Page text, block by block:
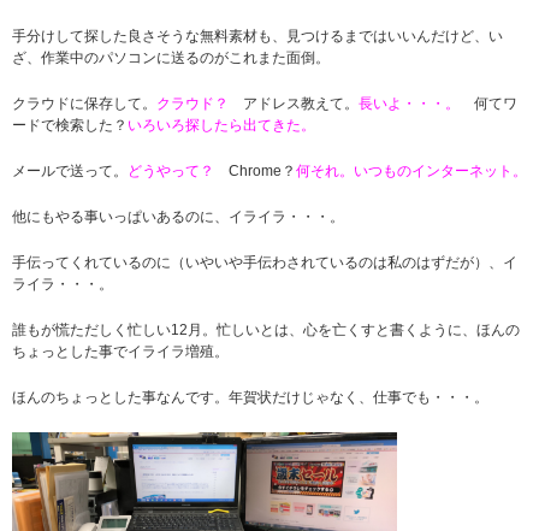
手分けして探した良さそうな無料素材も、見つけるまではいいんだけど、い
ざ、作業中のパソコンに送るのがこれまた面倒。
クラウドに保存して。 クラウド？ アドレス教えて。 長いよ・・・。
何てワ
ードで検索した？ いろいろ探したら出てきた。
メールで送って。 どうやって？ Chrome？ 何それ。いつものインターネット。
他にもやる事いっぱいあるのに、イライラ・・・。
手伝ってくれているのに（いやいや手伝わされているのは私のはずだが）、イ
ライラ・・・。
誰もが慌ただしく忙しい12月。忙しいとは、心を亡くすと書くように、ほんの
ちょっとした事でイライラ増殖。
ほんのちょっとした事なんです。年賀状だけじゃなく、仕事でも・・・。